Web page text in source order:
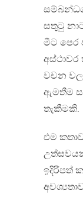
සතුටු
මීට පෙර
වචන
ඇමතීම
තැකීමකි.
එම
ඉදිරිපත්